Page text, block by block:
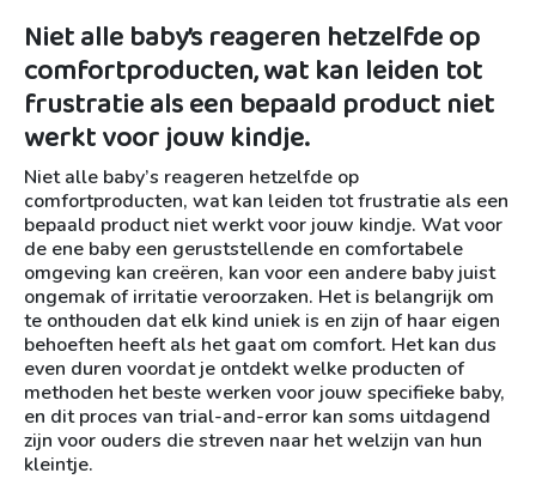
Niet alle baby’s reageren hetzelfde op
comfortproducten, wat kan leiden tot
frustratie als een bepaald product niet
werkt voor jouw kindje.
Niet alle baby’s reageren hetzelfde op
comfortproducten, wat kan leiden tot frustratie als een
bepaald product niet werkt voor jouw kindje. Wat voor
de ene baby een geruststellende en comfortabele
omgeving kan creëren, kan voor een andere baby juist
ongemak of irritatie veroorzaken. Het is belangrijk om
te onthouden dat elk kind uniek is en zijn of haar eigen
behoeften heeft als het gaat om comfort. Het kan dus
even duren voordat je ontdekt welke producten of
methoden het beste werken voor jouw specifieke baby,
en dit proces van trial-and-error kan soms uitdagend
zijn voor ouders die streven naar het welzijn van hun
kleintje.